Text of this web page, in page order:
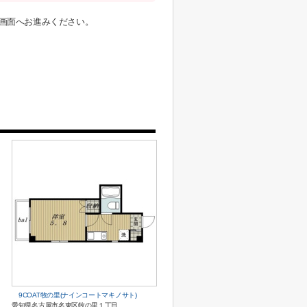
へお進みください。
9COAT牧の里(ナインコートマキノサト)
愛知県名古屋市名東区牧の里１丁目